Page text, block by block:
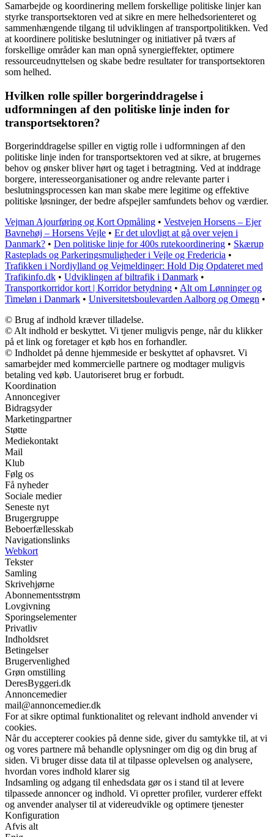
Samarbejde og koordinering mellem forskellige politiske linjer kan
styrke transportsektoren ved at sikre en mere helhedsorienteret og
sammenhængende tilgang til udviklingen af transportpolitikken. Ved
at koordinere politiske beslutninger og initiativer på tværs af
forskellige områder kan man opnå synergieffekter, optimere
ressourceudnyttelsen og skabe bedre resultater for transportsektoren
som helhed.
Hvilken rolle spiller borgerinddragelse i
udformningen af den politiske linje inden for
transportsektoren?
Borgerinddragelse spiller en vigtig rolle i udformningen af den
politiske linje inden for transportsektoren ved at sikre, at brugernes
behov og ønsker bliver hørt og taget i betragtning. Ved at inddrage
borgere, interesseorganisationer og andre relevante parter i
beslutningsprocessen kan man skabe mere legitime og effektive
politiske løsninger, der bedre afspejler samfundets behov og værdier.
Vejman Ajourføring og Kort Opmåling • Vestvejen Horsens – Ejer
Bavnehøj – Horsens Vejle • Er det ulovligt at gå over vejen i
Danmark? • Den politiske linje for 400s rutekoordinering • Skærup
Rasteplads og Parkeringsmuligheder i Vejle og Fredericia •
Trafikken i Nordjylland og Vejmeldinger: Hold Dig Opdateret med
Trafikinfo.dk • Udviklingen af biltrafik i Danmark •
Transportkorridor kort | Korridor betydning • Alt om Lønninger og
Timeløn i Danmark • Universitetsboulevarden Aalborg og Omegn •
© Brug af indhold kræver tilladelse.
© Alt indhold er beskyttet. Vi tjener muligvis penge, når du klikker
på et link og foretager et køb hos en forhandler.
© Indholdet på denne hjemmeside er beskyttet af ophavsret. Vi
samarbejder med kommercielle partnere og modtager muligvis
betaling ved køb. Uautoriseret brug er forbudt.
Koordination
Annoncegiver
Bidragsyder
Marketingpartner
Støtte
Mediekontakt
Mail
Klub
Følg os
Få nyheder
Sociale medier
Seneste nyt
Brugergruppe
Beboerfællesskab
Navigationslinks
Webkort
Tekster
Samling
Skrivehjørne
Abonnementsstrøm
Lovgivning
Sporingselementer
Privatliv
Indholdsret
Betingelser
Brugervenlighed
Grøn omstilling
DeresByggeri.dk
Annoncemedier
mail@annoncemedier.dk
For at sikre optimal funktionalitet og relevant indhold anvender vi
cookies.
Når du accepterer cookies på denne side, giver du samtykke til, at vi
og vores partnere må behandle oplysninger om dig og din brug af
siden. Vi bruger disse data til at tilpasse oplevelsen og analysere,
hvordan vores indhold klarer sig
Indsamling og adgang til enhedsdata gør os i stand til at levere
tilpassede annoncer og indhold. Vi opretter profiler, vurderer effekt
og anvender analyser til at videreudvikle og optimere tjenester
Konfiguration
Afvis alt